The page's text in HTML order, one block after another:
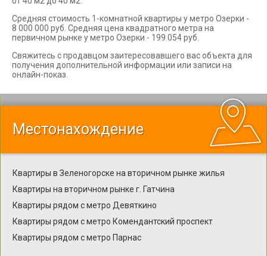
Средняя стоимость 1-комнатной квартиры у метро Озерки -
8 000 000 руб. Средняя цена квадратного метра на
первичном рынке у метро Озерки - 199 054 руб.
Свяжитесь с продавцом заитересовавшего вас объекта для
получения дополнительной информации или записи на
онлайн-показ.
Местонахождение
Квартиры в Зеленогорске на вторичном рынке жилья
Квартиры на вторичном рынке г. Гатчина
Квартиры рядом с метро Девяткино
Квартиры рядом с метро Комендантский проспект
Квартиры рядом с метро Парнас